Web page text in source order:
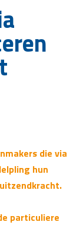
die via
hun
particuliere